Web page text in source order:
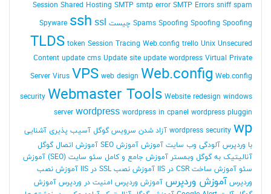
Session Shared Hosting SMTP smtp error SMTP Errors sniff spam
Spams Spoofing Spoofing Spoofing چیست Spyware ssh ssl
TLDS token Session Tracing Web.config trello Unix Unsecured
Content update cms Update site update wordpress Virtual Private
Server Virus VPS web design Web.config Web.config
security Webmaster Tools Website redesign windows
server wordpress wordpress in cpanel wordpress pluggin
wordpress security wp آزاد شدن سرویس گوگل آسیب پذیری آشنایی
با وردپرس آلودگی وب سایت آموزش آموزش SEO
آموزش اتصال گوگل
آنالیتیک به گوگل وبمستر آموزش جامع و کامل سئو سایت (SEO)
آموزش
سئو آموزش ساخت CSR در IIS آموزش نصب SSL در IIS
آموزش نصب
وردپرس آموزش وردپرس آموزش وردپرس امنیت در وردپرس آموزش